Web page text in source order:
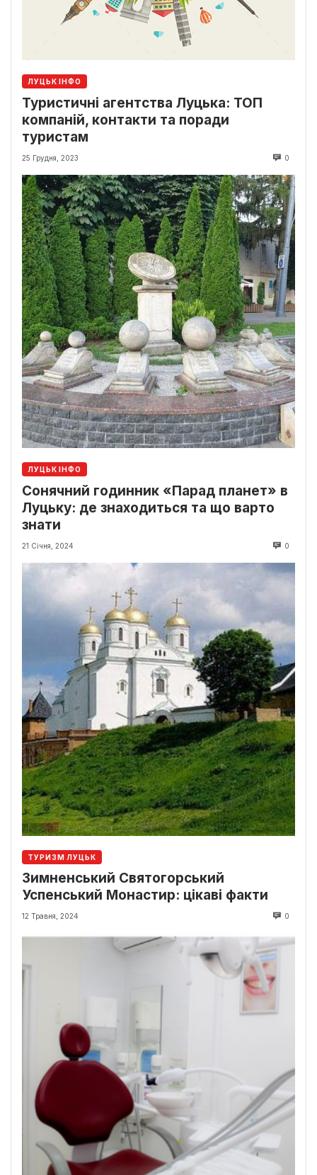
ЛУЦЬК ІНФО
Туристичні агентства Луцька: ТОП
компаній, контакти та поради
туристам
25 Грудня, 2023 0
ЛУЦЬК ІНФО
Сонячний годинник «Парад планет» в
Луцьку: де знаходиться та що варто
знати
21 Січня, 2024 0
ТУРИЗМ ЛУЦЬК
Зимненський Святогорський
Успенський Монастир: цікаві факти
12 Травня, 2024 0